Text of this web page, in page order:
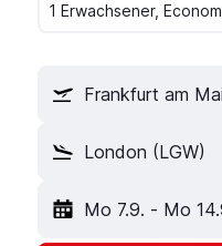
1 Erwachsener,
Frankfurt am
London (LGW)
Mo 7.9. - Mo